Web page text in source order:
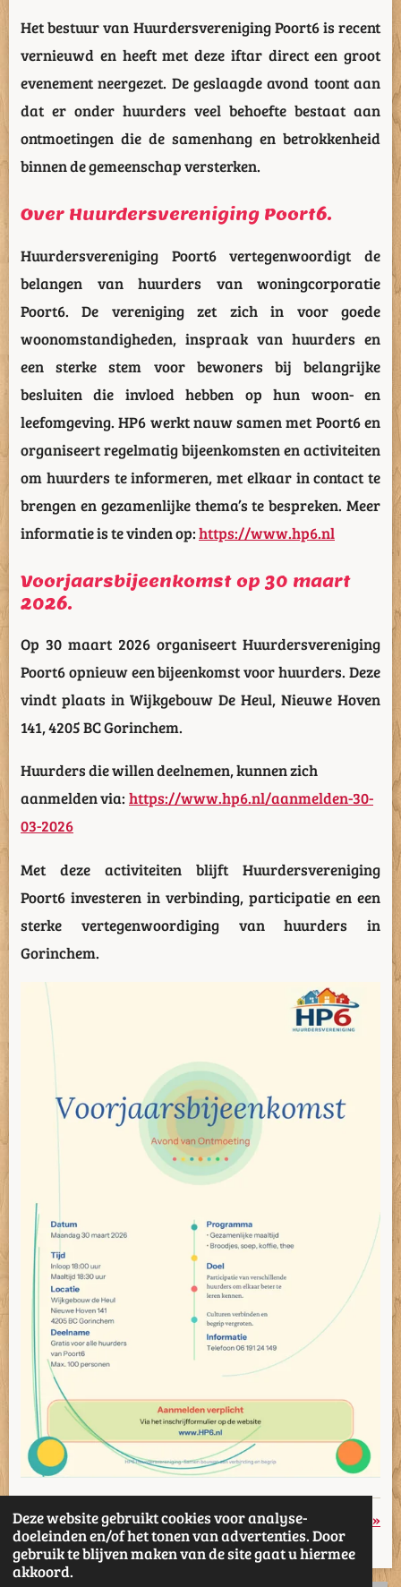
Deze website gebruikt cookies voor analyse-
doeleinden en/of het tonen van advertenties. Door
gebruik te blijven maken van de site gaat u hiermee
akkoord.
Het bestuur van Huurdersvereniging Poort6 is recent
vernieuwd en heeft met deze iftar direct een groot
evenement neergezet. De geslaagde avond toont aan
dat er onder huurders veel behoefte bestaat aan
ontmoetingen die de samenhang en betrokkenheid
binnen de gemeenschap versterken.
Over Huurdersvereniging Poort6.
Huurdersvereniging Poort6 vertegenwoordigt de
belangen van huurders van woningcorporatie
Poort6. De vereniging zet zich in voor goede
woonomstandigheden, inspraak van huurders en
een sterke stem voor bewoners bij belangrijke
besluiten die invloed hebben op hun woon- en
leefomgeving. HP6 werkt nauw samen met Poort6 en
organiseert regelmatig bijeenkomsten en activiteiten
om huurders te informeren, met elkaar in contact te
brengen en gezamenlijke thema’s te bespreken. Meer
informatie is te vinden op:https://www.hp6.nl
Voorjaarsbijeenkomst op 30 maart
2026.
Op 30 maart 2026 organiseert Huurdersvereniging
Poort6 opnieuw een bijeenkomst voor huurders. Deze
vindt plaats in Wijkgebouw De Heul, Nieuwe Hoven
141, 4205 BC Gorinchem.
Huurders die willen deelnemen, kunnen zich
aanmelden via: https://www.hp6.nl/aanmelden-30-
03-2026
Met deze activiteiten blijft Huurdersvereniging
Poort6 investeren in verbinding, participatie en een
sterke vertegenwoordiging van huurders in
Gorinchem.
«Vorige »
D
e
D
e
S
D